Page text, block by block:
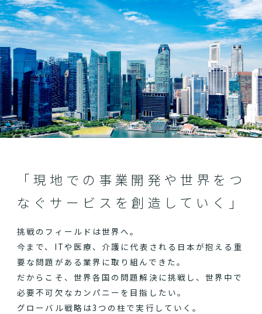
「現地での事業開発や世界をつ
なぐサービスを創造していく」
挑戦のフィールドは世界へ。
今まで、ITや医療、介護に代表される日本が抱える重
要な問題がある業界に取り組んできた。
だからこそ、世界各国の問題解決に挑戦し、世界中で
必要不可欠なカンパニーを目指したい。
グローバル戦略は3つの柱で実行していく。